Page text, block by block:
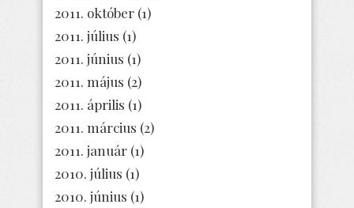
2011. október (1)
2011. július (1)
2011. június (1)
2011. május (2)
2011. április (1)
2011. március (2)
2011. január (1)
2010. július (1)
2010. június (1)